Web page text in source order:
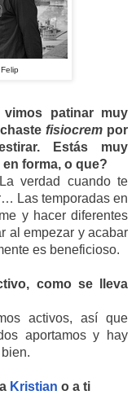
patinar muy
fisiocrem por
Estás muy
forma, o que?
verdad cuando te
Las temporadas en
y hacer diferentes
al empezar y acabar
es beneficioso.
como se lleva
activos, así que
aportamos y hay
Kristian o a ti